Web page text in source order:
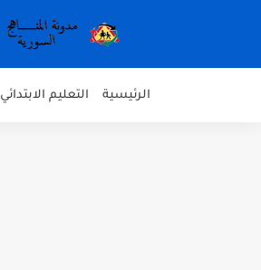
الرئيسية التعليم الابتدائي